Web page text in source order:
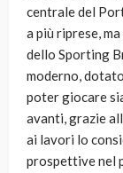
centrale del
a più riprese, ma
dello Sporting
moderno,
poter giocare
avanti, grazie
ai lavori lo
prospettive nel